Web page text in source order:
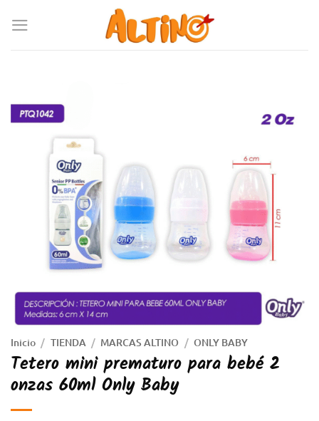
Inicio / TIENDA / MARCAS ALTINO / ONLY BABY
Tetero mini prematuro para bebé 2
onzas 60ml Only Baby